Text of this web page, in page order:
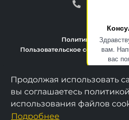
вам.
вас
Пользовательское соглашение
Copyright ©
Продолжая использовать
вы соглашаетесь политикой
использования файлов
Подробнее